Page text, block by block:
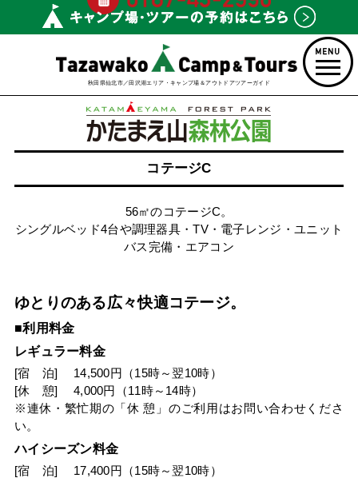
秋田県仙北市／田沢湖エリア・キャンプ場＆アウトドアツアーガイド
コテージC
56㎡のコテージC。
シングルベッド4台や調理器具・TV・電子レンジ・ユニット
バス完備・エアコン
ゆとりのある広々快適コテージ。
■利用料金
レギュラー料金
[宿 泊] 14,500円（15時～翌10時）
[休 憩] 4,000円（11時～14時）
※連休・繁忙期の「休 憩」のご利用はお問い合わせくださ
い。
ハイシーズン料金
[宿 泊] 17,400円（15時～翌10時）